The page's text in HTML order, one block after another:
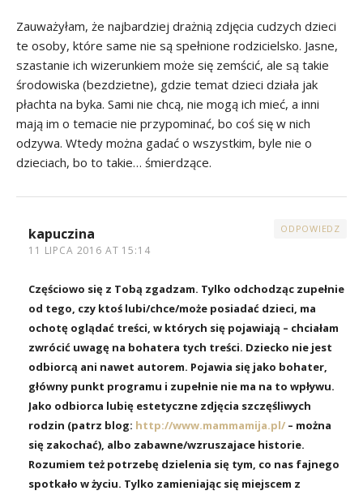
Zauważyłam, że najbardziej drażnią zdjęcia cudzych dzieci
te osoby, które same nie są spełnione rodzicielsko. Jasne,
szastanie ich wizerunkiem może się zemścić, ale są takie
środowiska (bezdzietne), gdzie temat dzieci działa jak
płachta na byka. Sami nie chcą, nie mogą ich mieć, a inni
mają im o temacie nie przypominać, bo coś się w nich
odzywa. Wtedy można gadać o wszystkim, byle nie o
dzieciach, bo to takie… śmierdzące.
kapuczina
11 LIPCA 2016 AT 15:14
ODPOWIEDZ
Częściowo się z Tobą zgadzam. Tylko odchodząc zupełnie
od tego, czy ktoś lubi/chce/może posiadać dzieci, ma
ochotę oglądać treści, w których się pojawiają – chciałam
zwrócić uwagę na bohatera tych treści. Dziecko nie jest
odbiorcą ani nawet autorem. Pojawia się jako bohater,
główny punkt programu i zupełnie nie ma na to wpływu.
Jako odbiorca lubię estetyczne zdjęcia szczęśliwych
rodzin (patrz blog: http://www.mammamija.pl/ – można
się zakochać), albo zabawne/wzruszajace historie.
Rozumiem też potrzebę dzielenia się tym, co nas fajnego
spotkało w życiu. Tylko zamieniając się miejscem z